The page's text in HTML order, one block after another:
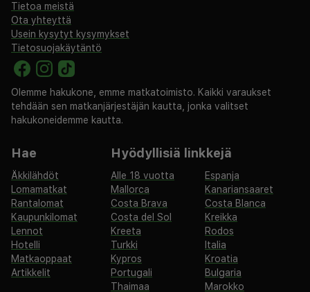
Tietoa meistä
Ota yhteyttä
Usein kysytyt kysymykset
Tietosuojakäytäntö
Olemme hakukone, emme matkatoimisto. Kaikki varaukset
tehdään sen matkanjärjestäjän kautta, jonka valitset
hakukoneidemme kautta.
Hae
Äkkilähdöt
Lomamatkat
Rantalomat
Kaupunkilomat
Lennot
Hotelli
Matkaoppaat
Artikkelit
Hyödyllisiä linkkejä
Alle 18 vuotta
Espanja
Mallorca
Kanariansaaret
Costa Brava
Costa Blanca
Costa del Sol
Kreikka
Kreeta
Rodos
Turkki
Italia
Kypros
Kroatia
Portugali
Bulgaria
Thaimaa
Marokko